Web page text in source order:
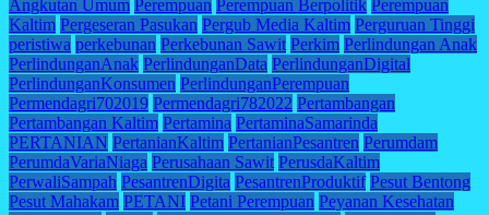
Angkutan Umum Perempuan Perempuan Berpolitik Perempuan
Kaltim Pergeseran Pasukan Pergub Media Kaltim Perguruan Tinggi
peristiwa perkebunan Perkebunan Sawit Perkim Perlindungan Anak
PerlindunganAnak PerlindunganData PerlindunganDigital
PerlindunganKonsumen PerlindunganPerempuan
Permendagri702019 Permendagri782022 Pertambangan
Pertambangan Kaltim Pertamina PertaminaSamarinda
PERTANIAN PertanianKaltim PertanianPesantren Perumdam
PerumdaVariaNiaga Perusahaan Sawit PerusdaKaltim
PerwaliSampah PesantrenDigita PesantrenProduktif Pesut Bentong
Pesut Mahakam PETANI Petani Perempuan Peyanan Kesehatan